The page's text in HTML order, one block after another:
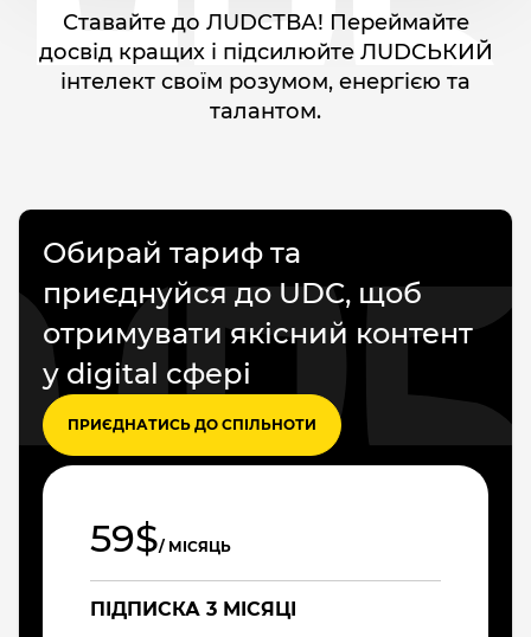
Ставайте до ЛUDCТВА! Переймайте
досвід кращих і підсилюйте ЛUDCЬКИЙ
інтелект своїм розумом, енергією та
талантом.
Обирай тариф та
приєднуйся до UDC, щоб
отримувати якісний контент
у digital сфері
ПРИЄДНАТИСЬ ДО СПІЛЬНОТИ
59$/ МІСЯЦЬ
ПІДПИСКА 3 МІСЯЦІ